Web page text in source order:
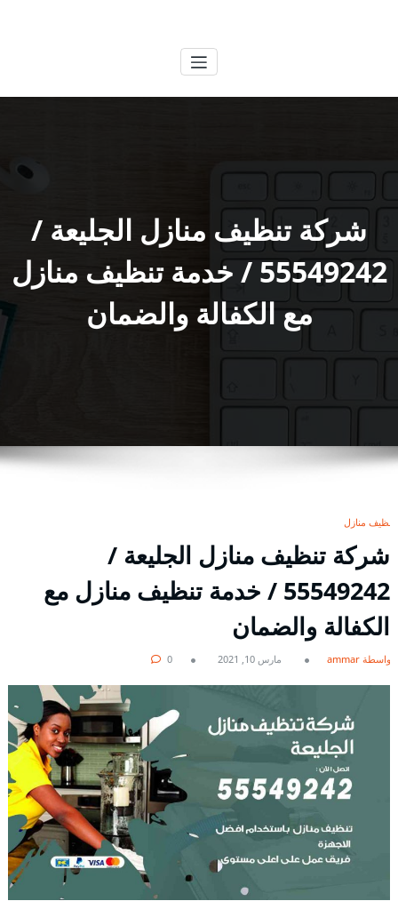
شركة تنظيف منازل الجليعة /
55549242 / خدمة تنظيف منازل
مع الكفالة والضمان
تنظيف منازل
شركة تنظيف منازل الجليعة /
55549242 / خدمة تنظيف منازل مع
الكفالة والضمان
بواسطة ammar مارس 10, 2021 0